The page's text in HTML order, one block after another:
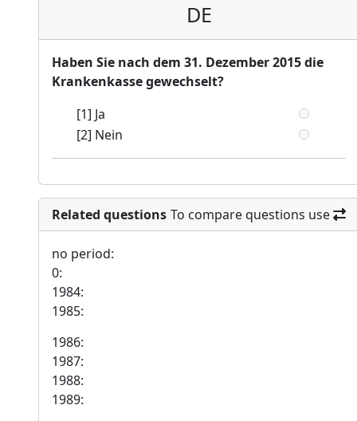
DE
Haben Sie nach dem 31. Dezember 2015 die
Krankenkasse gewechselt?
[1] Ja
[2] Nein
Related questions To compare questions use
no period:
0:
1984:
1985:
1986:
1987:
1988:
1989: